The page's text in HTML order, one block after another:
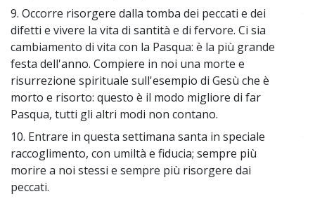
9. Occorre risorgere dalla tomba dei peccati e dei
difetti e vivere la vita di santità e di fervore. Ci sia
cambiamento di vita con la Pasqua: è la più grande
festa dell'anno. Compiere in noi una morte e
risurrezione spirituale sull'esempio di Gesù che è
morto e risorto: questo è il modo migliore di far
Pasqua, tutti gli altri modi non contano.
10. Entrare in questa settimana santa in speciale
raccoglimento, con umiltà e fiducia; sempre più
morire a noi stessi e sempre più risorgere dai
peccati.